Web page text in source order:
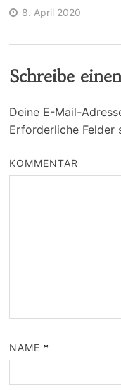
8. April 2020
Schreibe
Deine E-Mail-
Erforderliche Felder
KOMMENTAR
NAME *